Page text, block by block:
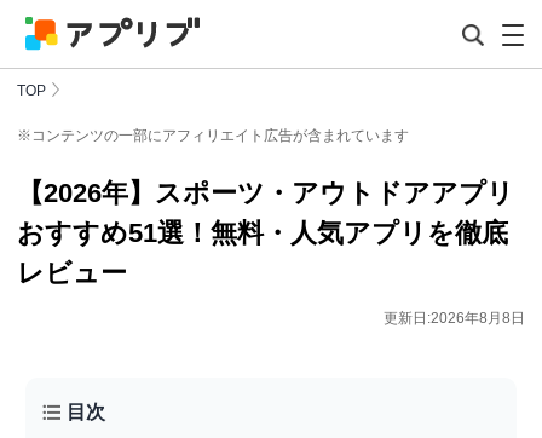
TOP
※コンテンツの一部にアフィリエイト広告が含まれています
【2026年】スポーツ・アウトドアアプリ
おすすめ51選！無料・人気アプリを徹底
レビュー
更新日:2026年8月8日
目次